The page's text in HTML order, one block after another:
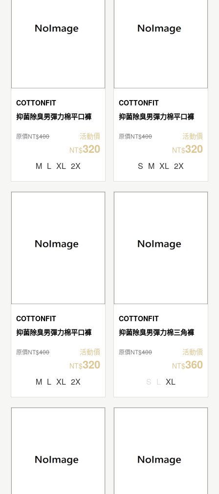
COTTONFIT
抑菌除臭男彈力棉平口褲
原價NT$400
活動價
NT$320
M L XL 2X
COTTONFIT
抑菌除臭男彈力棉平口褲
原價NT$400
活動價
NT$320
S M XL 2X
COTTONFIT
抑菌除臭男彈力棉平口褲
原價NT$400
活動價
NT$320
M L XL 2X
COTTONFIT
抑菌除臭男彈力棉三角褲
原價NT$400
活動價
NT$360
S L XL